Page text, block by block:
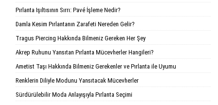
Pırlanta Işıltısının Sırrı: Pavé İşleme Nedir?
Damla Kesim Pırlantanın Zarafeti Nereden Gelir?
Tragus Piercing Hakkında Bilmeniz Gereken Her Şey
Akrep Ruhunu Yansıtan Pırlanta Mücevherler Hangileri?
Ametist Taşı Hakkında Bilmeniz Gerekenler ve Pırlanta ile Uyumu
Renklerin Diliyle Modunu Yansıtacak Mücevherler
Sürdürülebilir Moda Anlayışıyla Pırlanta Seçimi